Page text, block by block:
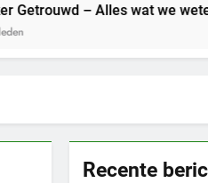
– Alles wat we weten over
Recente